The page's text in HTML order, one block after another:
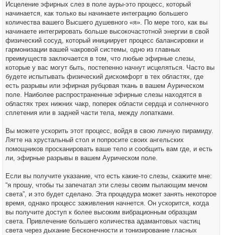
Исцеление эфирных слез в поле ауры-это процесс, который
начинается, как только вы начинаете интеграцию большего
количества вашего Высшего душевного «я». По мере того, как вы
начинаете интегрировать больше высокочастотной энергии в свой
физический сосуд, который инициирует процесс балансировки и
гармонизации вашей чакровой системы, одно из главных
преимуществ заключается в том, что любые эфирные слезы,
которые у вас могут быть, постепенно начнут исцеляться. Часто вы
будете испытывать физический дискомфорт в тех областях, где
есть разрывы или эфирная рубцовая ткань в вашем Аурическом
поле. Наиболее распространенные эфирные слезы находятся в
областях трех нижних чакр, поперек области сердца и солнечного
сплетения или в задней части тела, между лопатками.
Вы можете ускорить этот процесс, войдя в свою личную пирамиду.
Лягте на хрустальный стол и попросите своих ангельских
помощников просканировать ваше тело и сообщить вам где, и есть
ли, эфирные разрывы в вашем Аурическом поле.
Если вы получите указание, что есть какие-то слезы, скажите мне:
“я прошу, чтобы ты запечатал эти слезы своим пылающим мечом
света”, и это будет сделано. Эта процедура может занять некоторое
время, однако процесс заживления начнется. Он ускорится, когда
вы получите доступ к более высоким вибрационным образцам
света. Привлечение большего количества адамантовых частиц
света через дыхание Бесконечности и тонизирование гласных